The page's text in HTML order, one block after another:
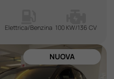
Elettrica/Benzina 100 KW/136 CV
NUOVA